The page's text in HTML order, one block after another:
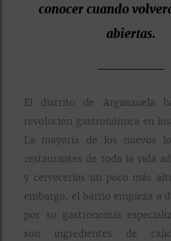
conocer cuando
abiertas.
El distrito de Arganzuela
revolución gastronómica en
La mayoría de los nuevos
restaurantes de toda la vida
y cervecerías un poco más
embargo, el barrio empieza a
por su gastronomía
son ingredientes de